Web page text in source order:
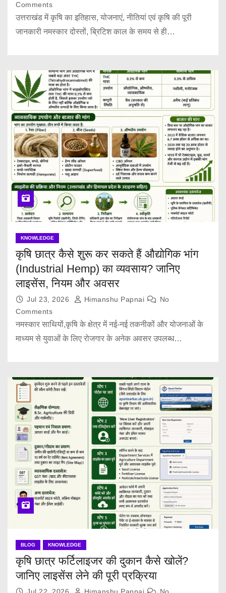
Comments
उत्तराखंड में कृषि का इतिहास, योजनाएं, नीतियां एवं कृषि की पूरी
जानकारी नमस्कार दोस्तों, ब्रिटिश काल के समय से ही…
KNOWLEDGE
कृषि छात्र कैसे शुरू कर सकते हैं औद्योगिक भांग
(Industrial Hemp) का व्यवसाय? जानिए
लाइसेंस, नियम और अवसर
Jul 23, 2026 Himanshu Papnai
No
Comments
नमस्कार साथियों,कृषि के क्षेत्र में नई-नई तकनीकों और योजनाओं के
माध्यम से युवाओं के लिए रोजगार के अनेक अवसर उपलब्ध…
BLOG KNOWLEDGE
कृषि छात्र फर्टिलाइजर की दुकान कैसे खोलें?
जानिए लाइसेंस लेने की पूरी प्रक्रिया